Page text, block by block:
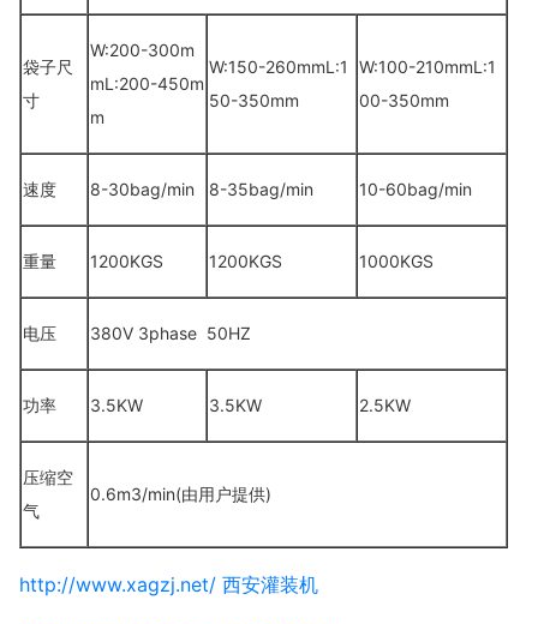
袋子尺
寸
W:200-300m
mL:200-450m
m
W:150-260mmL:1
50-350mm
W:100-210mmL:1
00-350mm
速度 8-30bag/min 8-35bag/min 10-60bag/min
重量 1200KGS 1200KGS 1000KGS
电压 380V 3phase 50HZ
功率 3.5KW 3.5KW 2.5KW
压缩空
气
0.6m3/min(由用户提供)
http://www.xagzj.net/ 西安灌装机